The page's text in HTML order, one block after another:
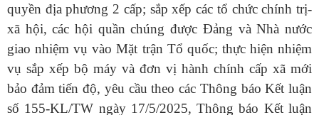
quyền địa phương 2 cấp; sắp xếp các tổ chức chính trị-
xã hội, các hội quần chúng được Đảng và Nhà nước
giao nhiệm vụ vào Mặt trận Tổ quốc; thực hiện nhiệm
vụ sắp xếp bộ máy và đơn vị hành chính cấp xã mới
bảo đảm tiến độ, yêu cầu theo các Thông báo Kết luận
số 155-KL/TW ngày 17/5/2025, Thông báo Kết luận